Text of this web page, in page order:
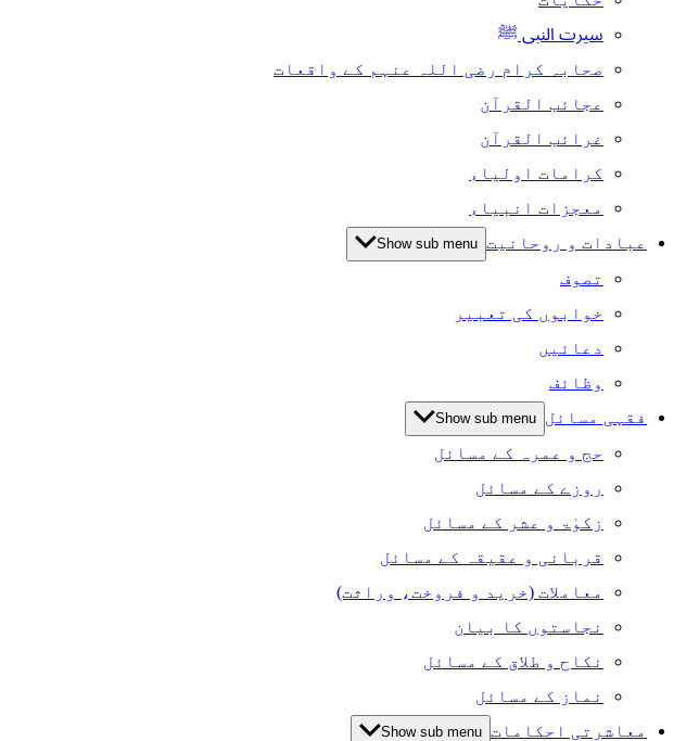
سیرت النبی ﷺ
صحابہ کرام رضی اللہ عنہم کے واقعات
عجائب القرآن
غرائب القرآن
کرامات اولیاء
معجزات انبیاء
عبادات و روحانیت Show sub menu
تصوف
خوابوں کی تعبیر
دعائیں
وظائف
فقہی مسائل Show sub menu
حج و عمرہ کے مسائل
روزے کے مسائل
زکوٰۃ و عشر کے مسائل
قربانی و عقیقہ کے مسائل
معاملات (خرید و فروخت، وراثت)
نجاستوں کا بیان
نکاح و طلاق کے مسائل
نماز کے مسائل
معاشرتی احکامات Show sub menu